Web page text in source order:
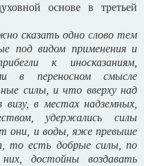
основе в третьей
сказать одно слово тем
под видом применения и
к иносказаниям,
в переносном смысле
силы, и что вверху над
в местах надземных,
удержались силы
они, и воды, яже превыше
то есть добрые силы, по
достойны воздавать